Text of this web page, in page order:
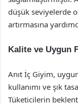
düşük seviyelerde
artırmasına
Kalite ve Uygun
Anıt İç Giyim,
kullanımı ve şık
Tüketicilerin